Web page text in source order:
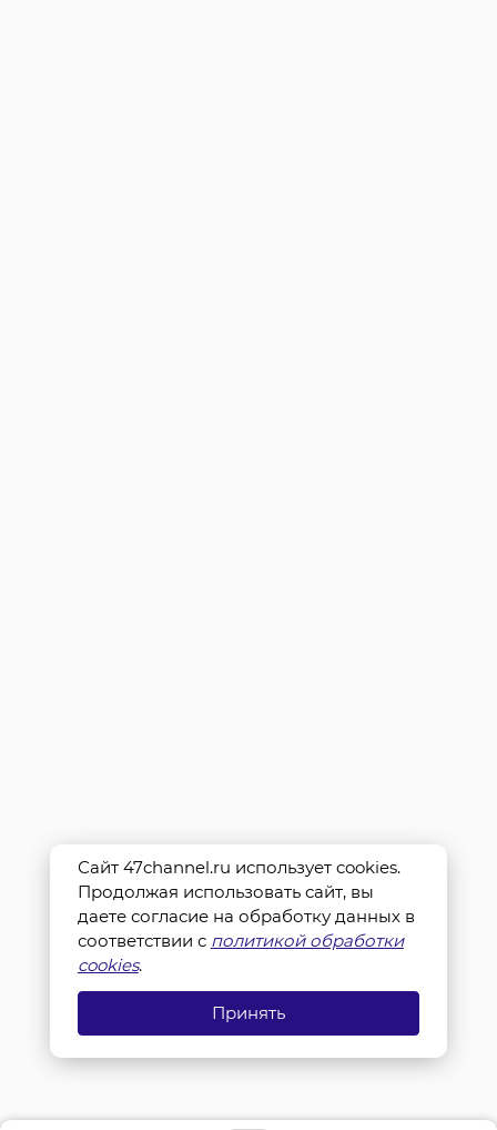
Сайт 47channel.ru использует cookies.
Продолжая использовать сайт, вы
даете согласие на обработку данных в
соответствии с политикой обработки
cookies.
Принять